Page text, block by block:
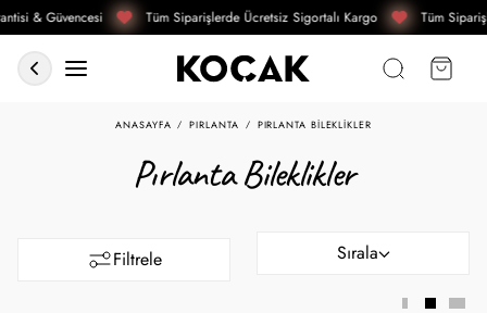
& Güvencesi Tüm Siparişlerde Ücretsiz Sigortalı Kargo Tüm
ANASAYFA PIRLANTA PIRLANTA BILEKLIKLER
Pırlanta Bileklikler
Filtrele Sırala